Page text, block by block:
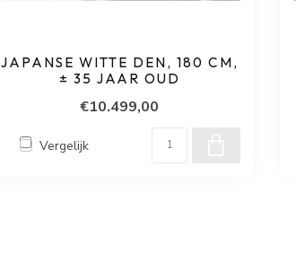
JAPANSE WITTE DEN, 180 CM,
± 35 JAAR OUD
€10.499,00
Vergelijk